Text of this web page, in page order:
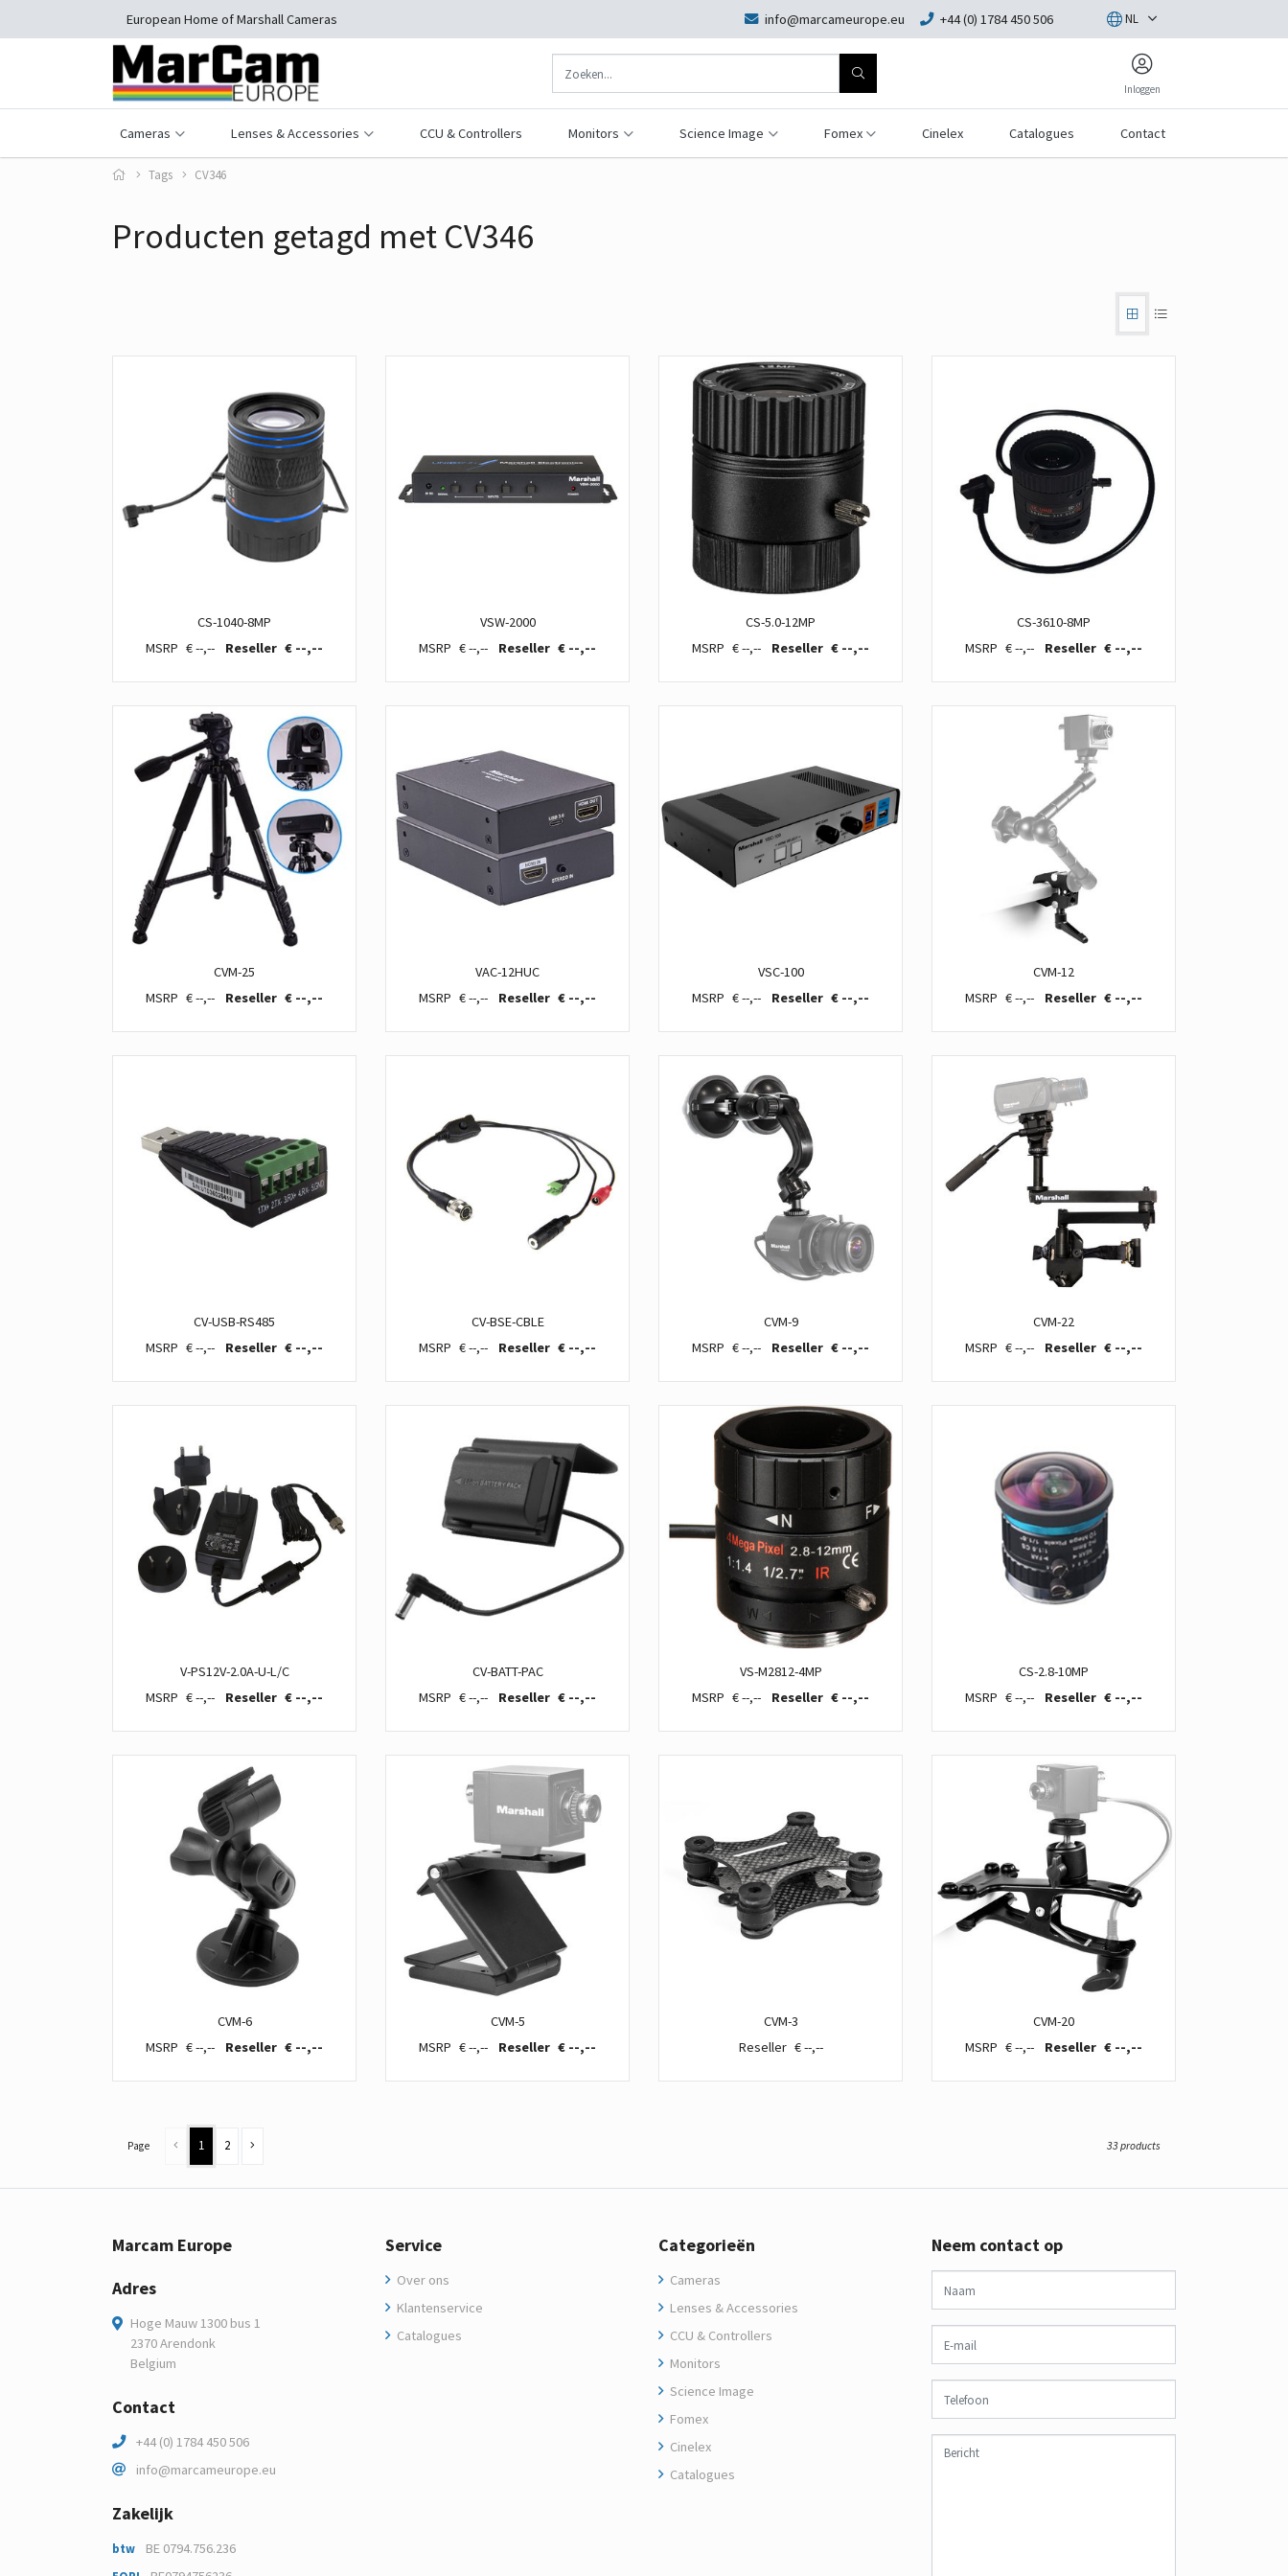
European Home of Marshall Cameras info@marcameurope.eu +44 (0) 1784 450 506 NL
Inloggen
Cameras Lenses & Accessories CCU & Controllers Monitors Science Image Fomex Cinelex Catalogues Contact
Tags CV346
Producten getagd met CV346
CS-1040-8MP
€ --,--
€ --,--
VSW-2000
€ --,--
€ --,--
CS-5.0-12MP
€ --,--
€ --,--
CS-3610-8MP
€ --,--
€ --,--
CVM-25
€ --,--
€ --,--
VAC-12HUC
€ --,--
€ --,--
VSC-100
€ --,--
€ --,--
CVM-12
€ --,--
€ --,--
CV-USB-RS485
€ --,--
€ --,--
CV-BSE-CBLE
€ --,--
€ --,--
CVM-9
€ --,--
€ --,--
CVM-22
€ --,--
€ --,--
V-PS12V-2.0A-U-L/C
€ --,--
€ --,--
CV-BATT-PAC
€ --,--
€ --,--
VS-M2812-4MP
€ --,--
€ --,--
CS-2.8-10MP
€ --,--
€ --,--
CVM-6
€ --,--
€ --,--
CVM-5
€ --,--
€ --,--
CVM-3
€ --,--
CVM-20
€ --,--
€ --,--
Page 1 2 33 products
Marcam Europe
Adres
Hoge Mauw 1300 bus 1
2370 Arendonk
Belgium
Contact
+44 (0) 1784 450 506
info@marcameurope.eu
Zakelijk
btw BE 0794.756.236
Service
Over ons
Klantenservice
Catalogues
Categorieën
Cameras
Lenses & Accessories
CCU & Controllers
Monitors
Science Image
Fomex
Cinelex
Catalogues
Neem contact op